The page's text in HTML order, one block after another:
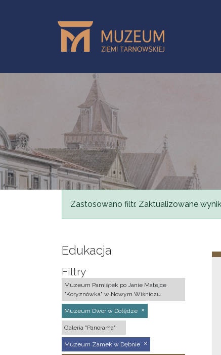
Komunikat
Zastosowano filtr. Zaktualizowane
Edukacja
Filtry
Muzeum Pamiątek po Janie Matejce
"Koryznówka" w Nowym Wiśniczu
Muzeum Dwór w Dołędze
Galeria "Panorama"
Muzeum Zamek w Dębnie